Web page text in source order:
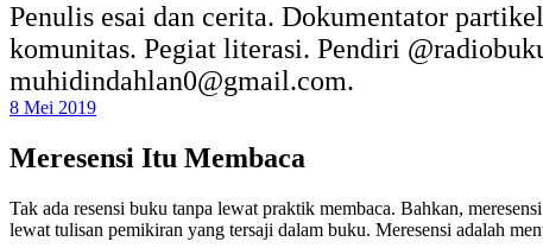
Penulis esai dan cerita. Dokumentator
komunitas. Pegiat literasi. Pendiri
muhidindahlan0@gmail.com.
8 Mei 2019
Meresensi Itu Membaca
Tak ada resensi buku tanpa lewat praktik membaca. Bahkan,
lewat tulisan pemikiran yang tersaji dalam buku. Meresensi adalah